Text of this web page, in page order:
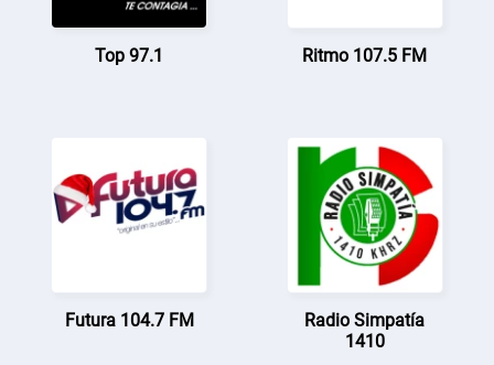
Top 97.1 Ritmo 107.5 FM
Futura 104.7 FM
Radio Simpatía
1410